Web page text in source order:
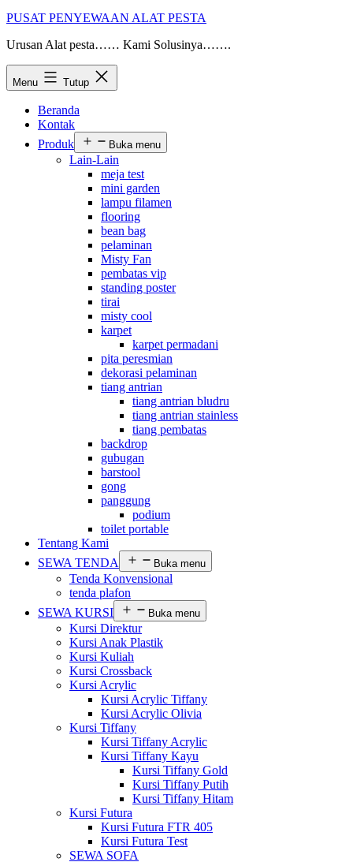
PUSAT PENYEWAAN ALAT PESTA
Urusan Alat pesta…… Kami Solusinya…….
Menu Tutup
Beranda
Kontak
Produk
Buka menu
Lain-Lain
meja test
mini garden
lampu filamen
flooring
bean bag
pelaminan
Misty Fan
pembatas vip
standing poster
tirai
misty cool
karpet
karpet permadani
pita peresmian
dekorasi pelaminan
tiang antrian
tiang antrian bludru
tiang antrian stainless
tiang pembatas
backdrop
gubugan
barstool
gong
panggung
podium
toilet portable
Tentang Kami
SEWA TENDA
Buka menu
Tenda Konvensional
tenda plafon
SEWA KURSI
Buka menu
Kursi Direktur
Kursi Anak Plastik
Kursi Kuliah
Kursi Crossback
Kursi Acrylic
Kursi Acrylic Tiffany
Kursi Acrylic Olivia
Kursi Tiffany
Kursi Tiffany Acrylic
Kursi Tiffany Kayu
Kursi Tiffany Gold
Kursi Tiffany Putih
Kursi Tiffany Hitam
Kursi Futura
Kursi Futura FTR 405
Kursi Futura Test
SEWA SOFA